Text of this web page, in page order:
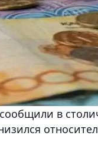
сообщили в